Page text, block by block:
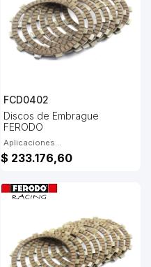
FCD0402
Discos de Embrague
FERODO
Aplicaciones...
$ 233.176,60